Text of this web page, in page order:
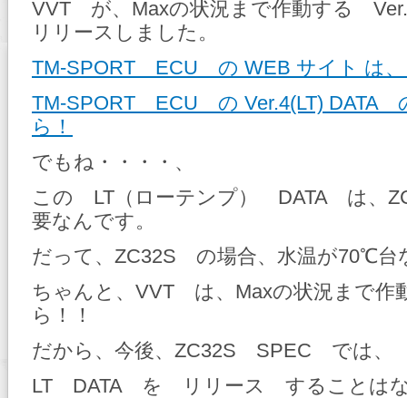
VVT が、Maxの状況まで作動する
リリースしました。
TM-SPORT ECU の WEB サイト は、
TM-SPORT ECU の Ver.4(LT) DATA
ら！
でもね・・・・、
この LT（ローテンプ） DATA は、
要なんです。
だって、ZC32S の場合、水温が70℃台
ちゃんと、VVT は、Maxの状況まで作
ら！！
だから、今後、ZC32S SPEC では、
LT DATA を リリース することはな